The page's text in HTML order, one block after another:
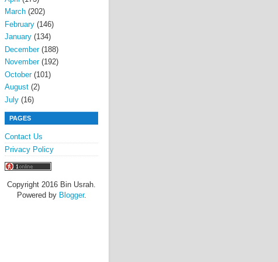
March (202)
February (146)
January (134)
December(188)
November(192)
October(101)
August (2)
July (16)
PAGES
Contact Us
Privacy Policy
Copyright 2016 Bin Usrah.
Powered by Blogger.